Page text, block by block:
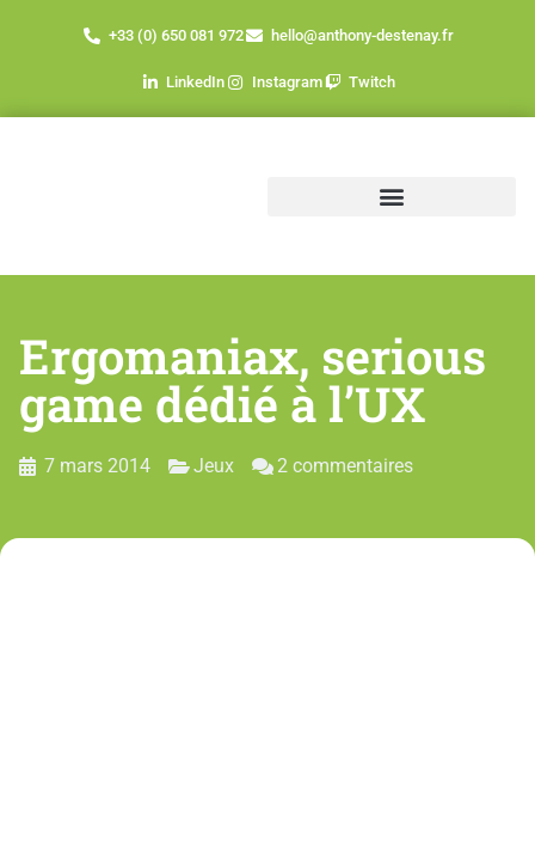
+33 (0) 650 081 972 hello@anthony-destenay.fr
LinkedIn Instagram Twitch
Ergomaniax, serious
game dédié à l’UX
7 mars 2014 Jeux 2 commentaires